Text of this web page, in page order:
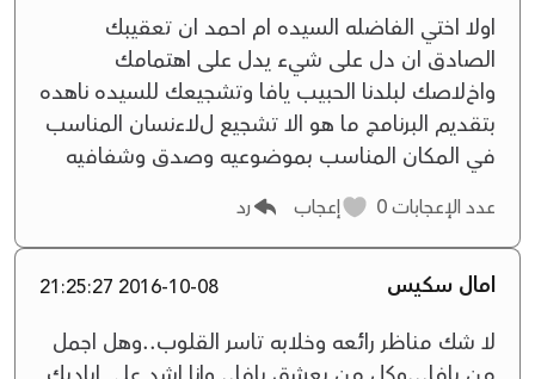
اوﻻ اختي الفاضله السيده ام احمد ان تعقيبك
الصادق ان دل على شيء يدل على اهتمامك
واخﻻصك لبلدنا الحبيب يافا وتشجيعك للسيده ناهده
بتقديم البرنامج ما هو اﻻ تشجيع لﻻءنسان المناسب
في المكان المناسب بموضوعيه وصدق وشفافيه
عدد الإعجابات إعجاب رد
امال سكيس 2016-10-08 21:25:27
لا شك مناظر رائعه وخلابه تاسر القلوب..وهل اجمل